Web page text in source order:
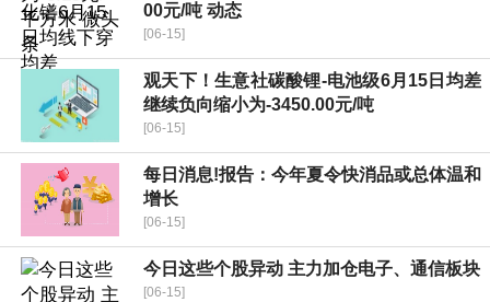
00元/吨 动态
[06-15]
观天下！生意社碳酸锂-电池级6月15日均差
继续负向缩小为-3450.00元/吨
[06-15]
每日消息!报告：今年夏令快消品或总体温和
增长
[06-15]
今日这些个股异动 主力加仓电子、通信板块
[06-15]